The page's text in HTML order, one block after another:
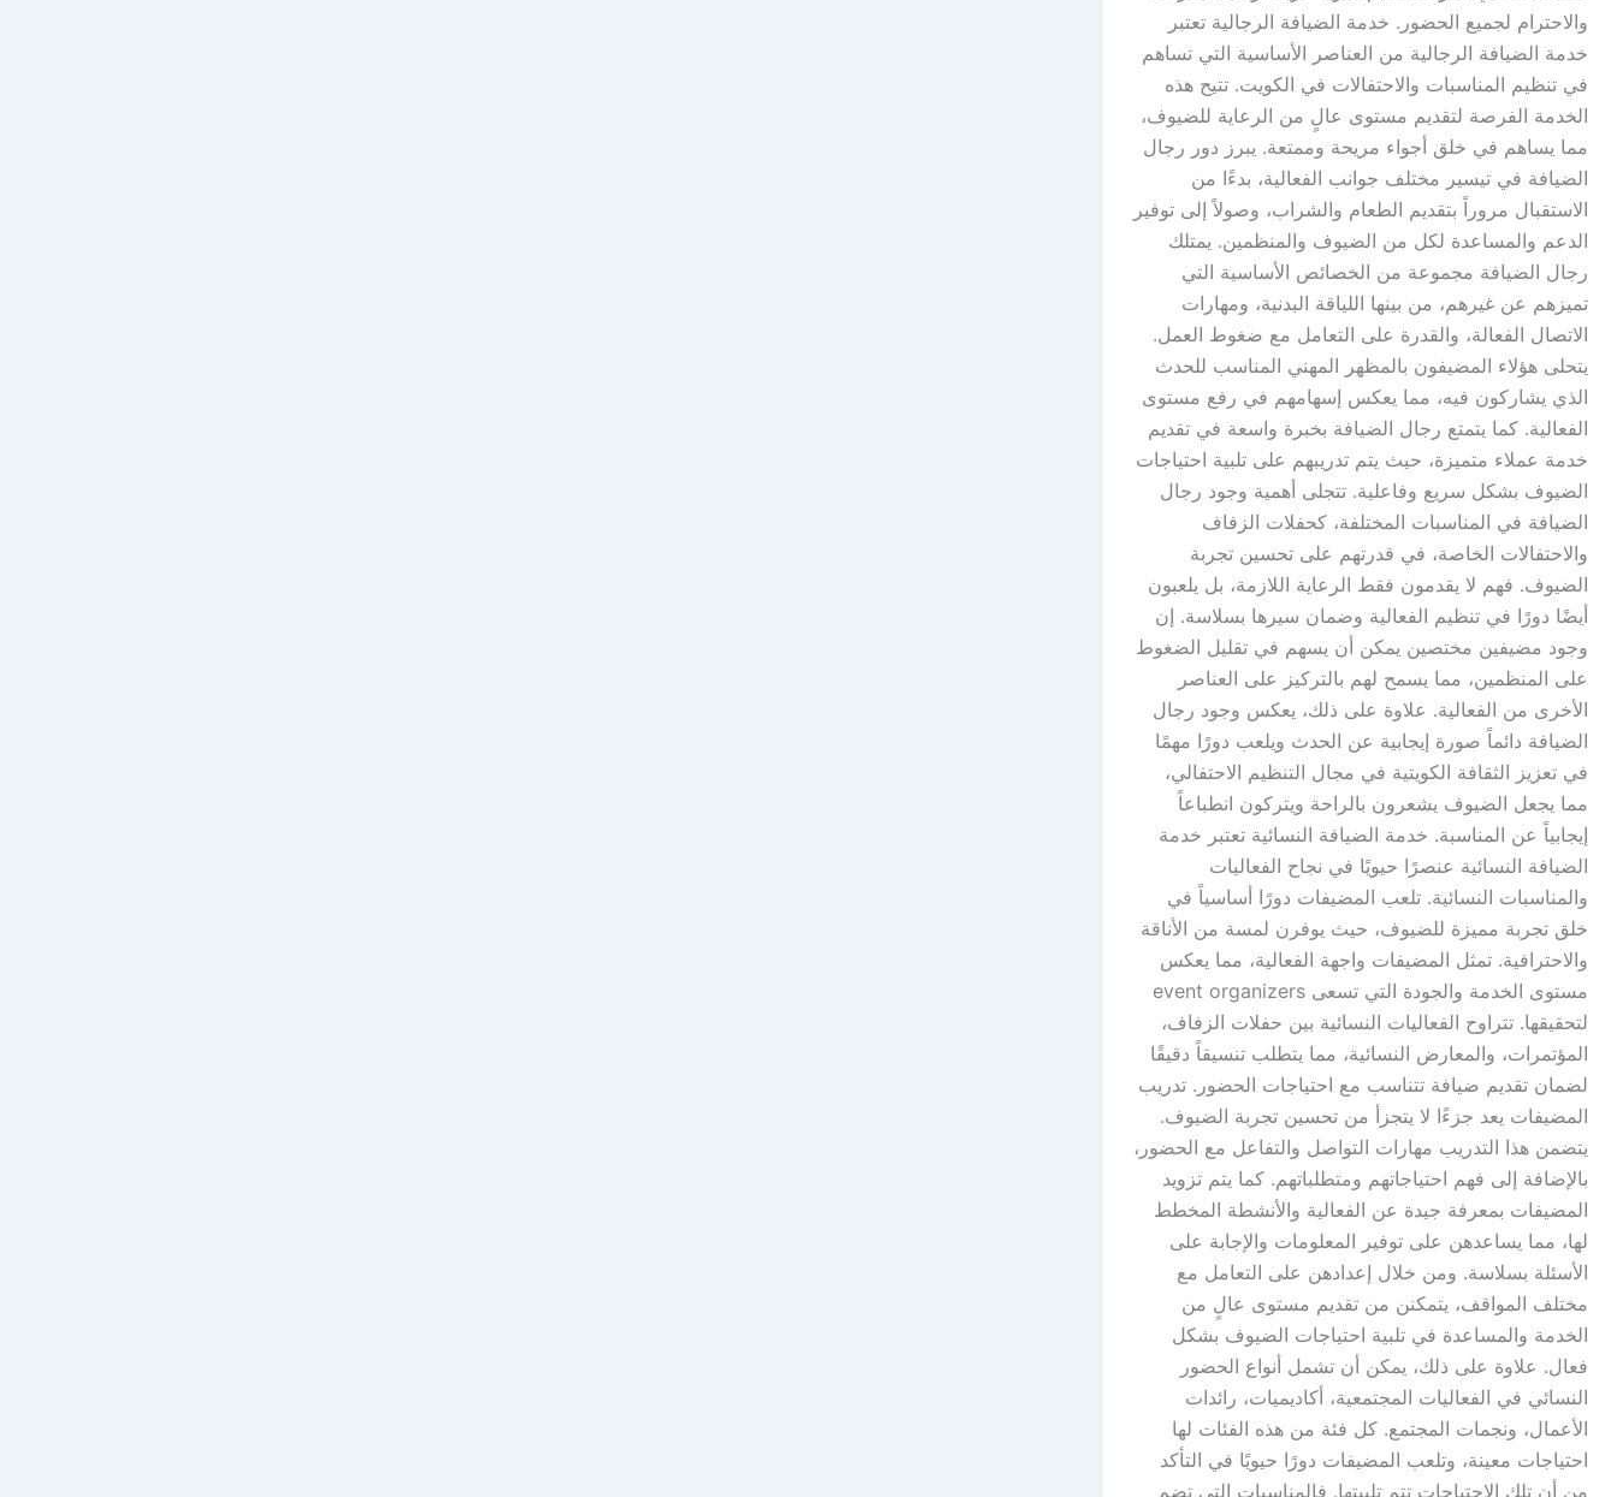
والاحترام لجميع الحضور. خدمة الضيافة الرجالية تعتبر
خدمة الضيافة الرجالية من العناصر الأساسية التي تساهم
في تنظيم المناسبات والاحتفالات في الكويت. تتيح هذه
الخدمة الفرصة لتقديم مستوى عالٍ من الرعاية للضيوف،
مما يساهم في خلق أجواء مريحة وممتعة. يبرز دور رجال
الضيافة في تيسير مختلف جوانب الفعالية، بدءًا من
الاستقبال مروراً بتقديم الطعام والشراب، وصولاً إلى توفير
الدعم والمساعدة لكل من الضيوف والمنظمين. يمتلك
رجال الضيافة مجموعة من الخصائص الأساسية التي
تميزهم عن غيرهم، من بينها اللياقة البدنية، ومهارات
الاتصال الفعالة، والقدرة على التعامل مع ضغوط العمل.
يتحلى هؤلاء المضيفون بالمظهر المهني المناسب للحدث
الذي يشاركون فيه، مما يعكس إسهامهم في رفع مستوى
الفعالية. كما يتمتع رجال الضيافة بخبرة واسعة في تقديم
خدمة عملاء متميزة، حيث يتم تدريبهم على تلبية احتياجات
الضيوف بشكل سريع وفاعلية. تتجلى أهمية وجود رجال
الضيافة في المناسبات المختلفة، كحفلات الزفاف
والاحتفالات الخاصة، في قدرتهم على تحسين تجربة
الضيوف. فهم لا يقدمون فقط الرعاية اللازمة، بل يلعبون
أيضًا دورًا في تنظيم الفعالية وضمان سيرها بسلاسة. إن
وجود مضيفين مختصين يمكن أن يسهم في تقليل الضغوط
على المنظمين، مما يسمح لهم بالتركيز على العناصر
الأخرى من الفعالية. علاوة على ذلك، يعكس وجود رجال
الضيافة دائماً صورة إيجابية عن الحدث ويلعب دورًا مهمًا
في تعزيز الثقافة الكويتية في مجال التنظيم الاحتفالي،
مما يجعل الضيوف يشعرون بالراحة ويتركون انطباعاً
إيجابياً عن المناسبة. خدمة الضيافة النسائية تعتبر خدمة
الضيافة النسائية عنصرًا حيويًا في نجاح الفعاليات
والمناسبات النسائية. تلعب المضيفات دورًا أساسياً في
خلق تجربة مميزة للضيوف، حيث يوفرن لمسة من الأناقة
والاحترافية. تمثل المضيفات واجهة الفعالية، مما يعكس
مستوى الخدمة والجودة التي تسعى event organizers
لتحقيقها. تتراوح الفعاليات النسائية بين حفلات الزفاف،
المؤتمرات، والمعارض النسائية، مما يتطلب تنسيقاً دقيقًا
لضمان تقديم ضيافة تتناسب مع احتياجات الحضور. تدريب
المضيفات يعد جزءًا لا يتجزأ من تحسين تجربة الضيوف.
يتضمن هذا التدريب مهارات التواصل والتفاعل مع الحضور،
بالإضافة إلى فهم احتياجاتهم ومتطلباتهم. كما يتم تزويد
المضيفات بمعرفة جيدة عن الفعالية والأنشطة المخطط
لها، مما يساعدهن على توفير المعلومات والإجابة على
الأسئلة بسلاسة. ومن خلال إعدادهن على التعامل مع
مختلف المواقف، يتمكنن من تقديم مستوى عالٍ من
الخدمة والمساعدة في تلبية احتياجات الضيوف بشكل
فعال. علاوة على ذلك، يمكن أن تشمل أنواع الحضور
النسائي في الفعاليات المجتمعية، أكاديميات، رائدات
الأعمال، ونجمات المجتمع. كل فئة من هذه الفئات لها
احتياجات معينة، وتلعب المضيفات دورًا حيويًا في التأكد
من أن تلك الاحتياجات تتم تلبيتها. فالمناسبات التي تضم